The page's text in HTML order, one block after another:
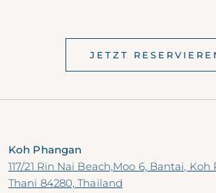
JETZT
Koh Phangan
117/21 Rin Nai Beach,Moo 6, Bantai,
Thani 84280, Thailand